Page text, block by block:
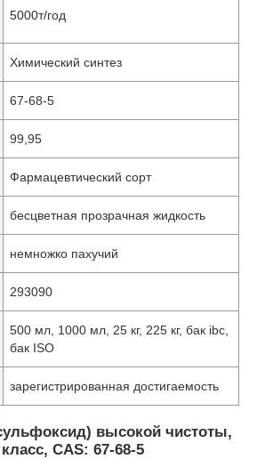
5000т/год
Химический синтез
67-68-5
99,95
Фармацевтический сорт
бесцветная прозрачная жидкость
немножко пахучий
293090
500 мл, 1000 мл, 25 кг, 225 кг, бак ibc,
бак ISO
зарегистрированная достигаемость
высокой чистоты,
CAS: 67-68-5